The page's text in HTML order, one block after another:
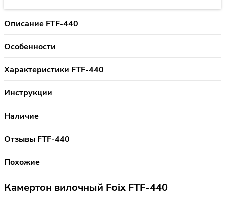
Описание FTF-440
Особенности
Характеристики FTF-440
Инструкции
Наличие
Отзывы FTF-440
Похожие
Камертон вилочный Foix FTF-440